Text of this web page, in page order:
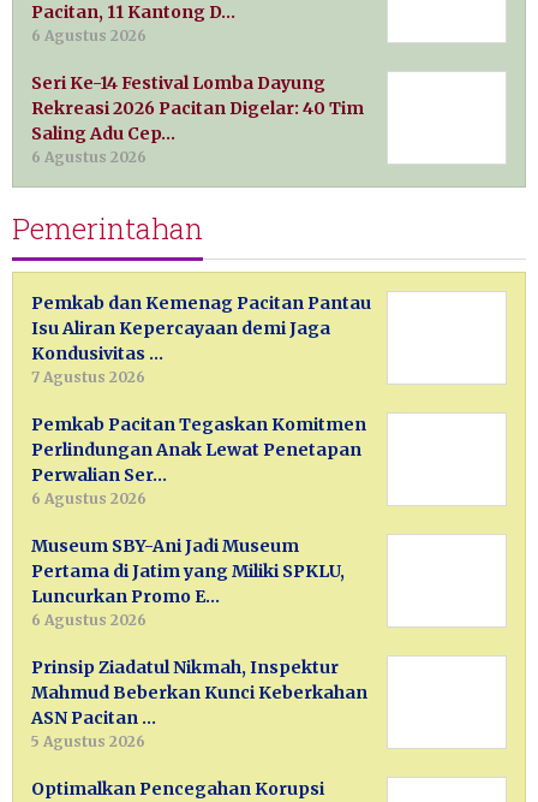
Pacitan, 11 Kantong D…
6 Agustus 2026
Seri Ke-14 Festival Lomba Dayung
Rekreasi 2026 Pacitan Digelar: 40 Tim
Saling Adu Cep…
6 Agustus 2026
Pemerintahan
Pemkab dan Kemenag Pacitan Pantau
Isu Aliran Kepercayaan demi Jaga
Kondusivitas …
7 Agustus 2026
Pemkab Pacitan Tegaskan Komitmen
Perlindungan Anak Lewat Penetapan
Perwalian Ser…
6 Agustus 2026
Museum SBY-Ani Jadi Museum
Pertama di Jatim yang Miliki SPKLU,
Luncurkan Promo E…
6 Agustus 2026
Prinsip Ziadatul Nikmah, Inspektur
Mahmud Beberkan Kunci Keberkahan
ASN Pacitan …
5 Agustus 2026
Optimalkan Pencegahan Korupsi